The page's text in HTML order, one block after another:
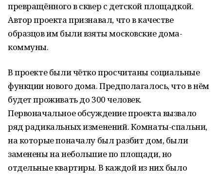
превращённого в сквер с детской площадкой.
Автор проекта признавал, что в качестве
образцов им были взяты московские дома-
коммуны.
В проекте были чётко просчитаны социальные
функции нового дома. Предполагалось, что в нём
будет проживать до 300 человек.
Первоначальное обсуждение проекта вызвало
ряд радикальных изменений. Комнаты-спальни,
на которые поначалу был разбит дом, были
заменены на небольшие по площади, но
отдельные квартиры. В каждой из них было